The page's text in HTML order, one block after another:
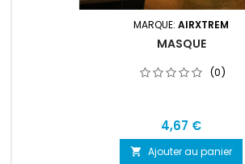
MARQUE: AIRXTREM
MASQUE
(0)
4,67 €
 Ajouter au panier